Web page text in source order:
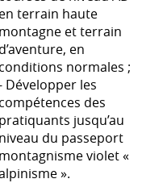
en terrain haute
montagne et terrain
d’aventure, en
conditions normales ;
Développer les
compétences des
pratiquants jusqu’au
niveau du passeport
montagnisme violet «
».